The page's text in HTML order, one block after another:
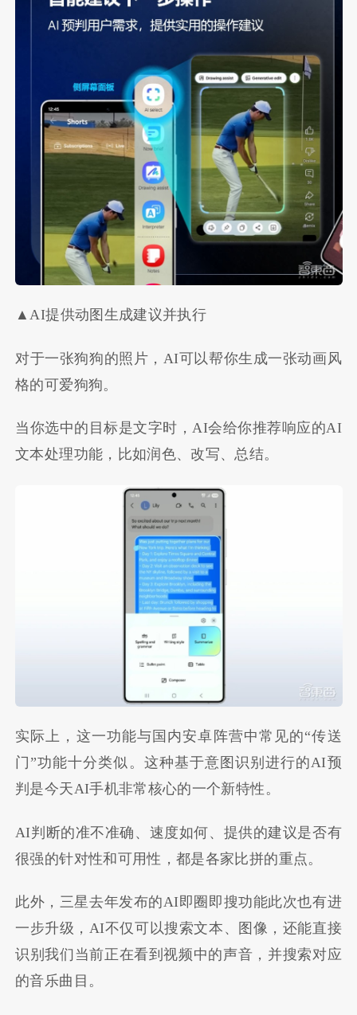
▲AI提供动图生成建议并执行
对于一张狗狗的照片，AI可以帮你生成一张动画风
格的可爱狗狗。
当你选中的目标是文字时，AI会给你推荐响应的AI
文本处理功能，比如润色、改写、总结。
实际上，这一功能与国内安卓阵营中常见的“传送
门”功能十分类似。这种基于意图识别进行的AI预
判是今天AI手机非常核心的一个新特性。
AI判断的准不准确、速度如何、提供的建议是否有
很强的针对性和可用性，都是各家比拼的重点。
此外，三星去年发布的AI即圈即搜功能此次也有进
一步升级，AI不仅可以搜索文本、图像，还能直接
识别我们当前正在看到视频中的声音，并搜索对应
的音乐曲目。